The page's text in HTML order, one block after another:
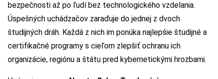
bezpečnosti až po ľudí bez technologického vzdelania.
Úspešných uchádzačov zaraďuje do jednej z dvoch
študijných dráh. Každá z nich im ponúka najlepšie študijné a
certifikačné programy s cieľom zlepšiť ochranu ich
organizácie, regiónu a štátu pred kybernetickými hrozbami.